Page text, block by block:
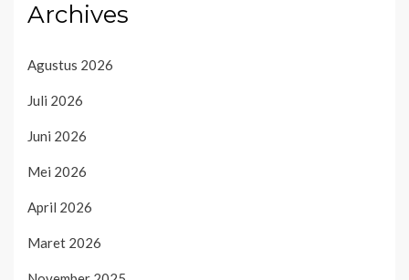
Archives
Agustus 2026
Juli 2026
Juni 2026
Mei 2026
April 2026
Maret 2026